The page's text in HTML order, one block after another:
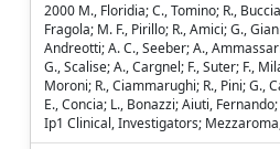
2000 M., Floridia; C., Tomino; R.,
Fragola; M. F., Pirillo; R., Amici; G.,
Andreotti; A. C., Seeber; A.,
G., Scalise; A., Cargnel; F., Suter; F.,
Moroni; R., Ciammarughi; R., Pini; G.,
E., Concia; L., Bonazzi; Aiuti,
Ip1 Clinical, Investigators;